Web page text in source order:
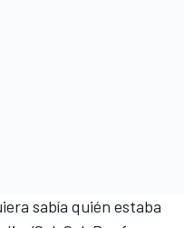
sabía quién estaba